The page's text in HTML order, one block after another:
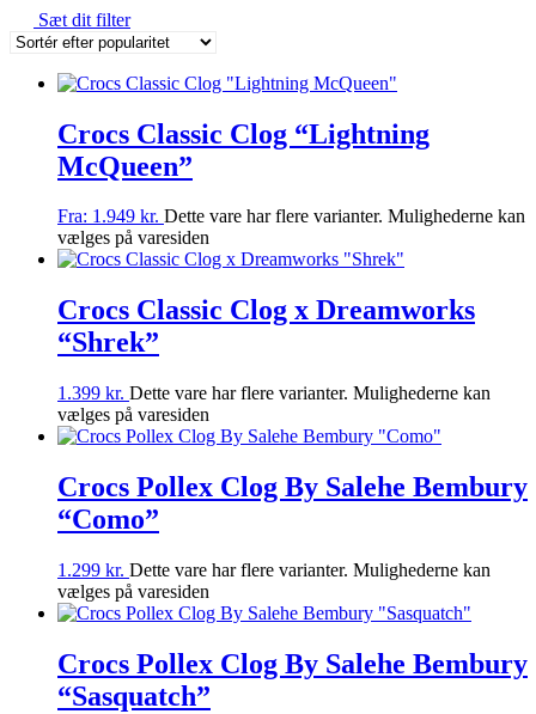
Sæt dit filter
Crocs Classic Clog “Lightning
McQueen”
Fra: 1.949 kr. Dette vare har flere varianter. Mulighederne kan
vælges på varesiden
Crocs Classic Clog x Dreamworks
“Shrek”
1.399 kr. Dette vare har flere varianter. Mulighederne kan
vælges på varesiden
Crocs Pollex Clog By Salehe Bembury
“Como”
1.299 kr. Dette vare har flere varianter. Mulighederne kan
vælges på varesiden
Crocs Pollex Clog By Salehe Bembury
“Sasquatch”